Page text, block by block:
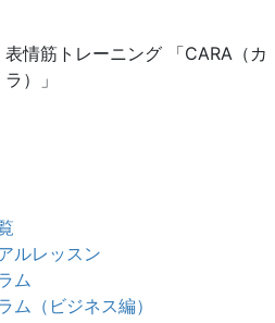
情筋トレーニング 「CARA（カ
ラ）」
ルレッスン
ム
ム（ビジネス編）